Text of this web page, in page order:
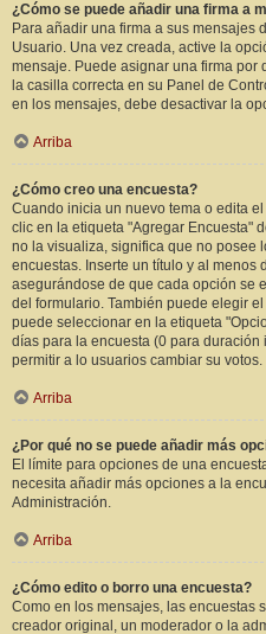
¿Cómo se puede añadir una firma a
Para añadir una firma a sus mensajes
Usuario. Una vez creada, active la
mensaje. Puede asignar una firma por
la casilla correcta en su Panel de
en los mensajes, debe desactivar la
Arriba
¿Cómo creo una encuesta?
Cuando inicia un nuevo tema o edita
clic en la etiqueta "Agregar Encuesta"
no la visualiza, significa que no posee
encuestas. Inserte un título y al
asegurándose de que cada opción se
del formulario. También puede elegir
puede seleccionar en la etiqueta
días para la encuesta (0 para
permitir a lo usuarios cambiar su votos.
Arriba
¿Por qué no se puede añadir más
El límite para opciones de una
necesita añadir más opciones a la
Administración.
Arriba
¿Cómo edito o borro una encuesta?
Como en los mensajes, las encuestas
creador original, un moderador o la